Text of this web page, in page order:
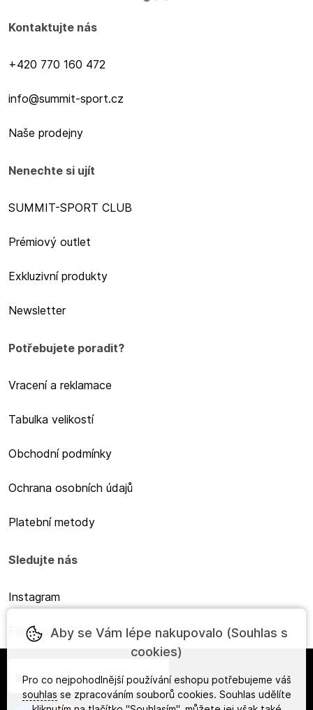
Kontaktujte nás
+420 770 160 472
info@summit-sport.cz
Naše prodejny
Nenechte si ujít
SUMMIT-SPORT CLUB
Prémiový outlet
Exkluzivní produkty
Newsletter
Potřebujete poradit?
Vracení a reklamace
Tabulka velikostí
Obchodní podmínky
Ochrana osobních údajů
Platební metody
Sledujte nás
Instagram
Facebook
Česky
Aby se Vám lépe nakupovalo (Souhlas s
cookies)
Pro co nejpohodlnější používání eshopu potřebujeme váš
souhlas se zpracováním souborů cookies. Souhlas udělíte